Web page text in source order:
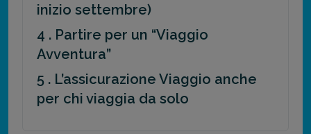
inizio settembre)
4 . Partire per un “Viaggio
Avventura”
5 . L’assicurazione Viaggio anche
per chi viaggia da solo